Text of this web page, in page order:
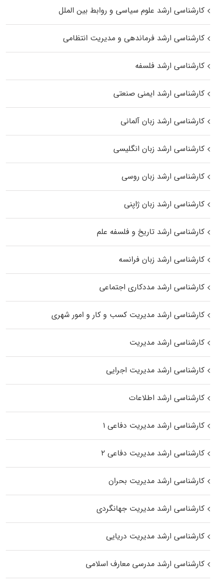
کارشناسی ارشد علوم سیاسی و روابط بین الملل
کارشناسی ارشد فرماندهی و مدیریت انتظامی
کارشناسی ارشد فلسفه
کارشناسی ارشد ایمنی صنعتی
کارشناسی ارشد زبان آلمانی
کارشناسی ارشد زبان انگلیسی
کارشناسی ارشد زبان روسی
کارشناسی ارشد زبان ژاپنی
کارشناسی ارشد تاریخ و فلسفه علم
کارشناسی ارشد زبان فرانسه
کارشناسی ارشد مددکاری اجتماعی
کارشناسی ارشد مدیریت کسب و کار و امور شهری
کارشناسی ارشد مدیریت
کارشناسی ارشد مدیریت اجرایی
کارشناسی ارشد اطلاعات
کارشناسی ارشد مدیریت دفاعی ۱
کارشناسی ارشد مدیریت دفاعی ۲
کارشناسی ارشد مدیریت بحران
کارشناسی ارشد مدیریت جهانگردی
کارشناسی ارشد مدیریت دریایی
کارشناسی ارشد مدرسی معارف اسلامی